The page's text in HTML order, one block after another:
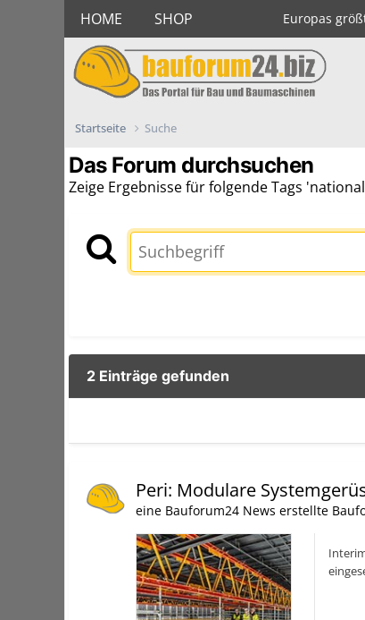
HOME SHOP Europas
Startseite Suche
Das Forum durchsuchen
Zeige Ergebnisse für folgende Tags
2 Einträge gefunden
Peri: Modulare
eine Bauforum24 News erstellte